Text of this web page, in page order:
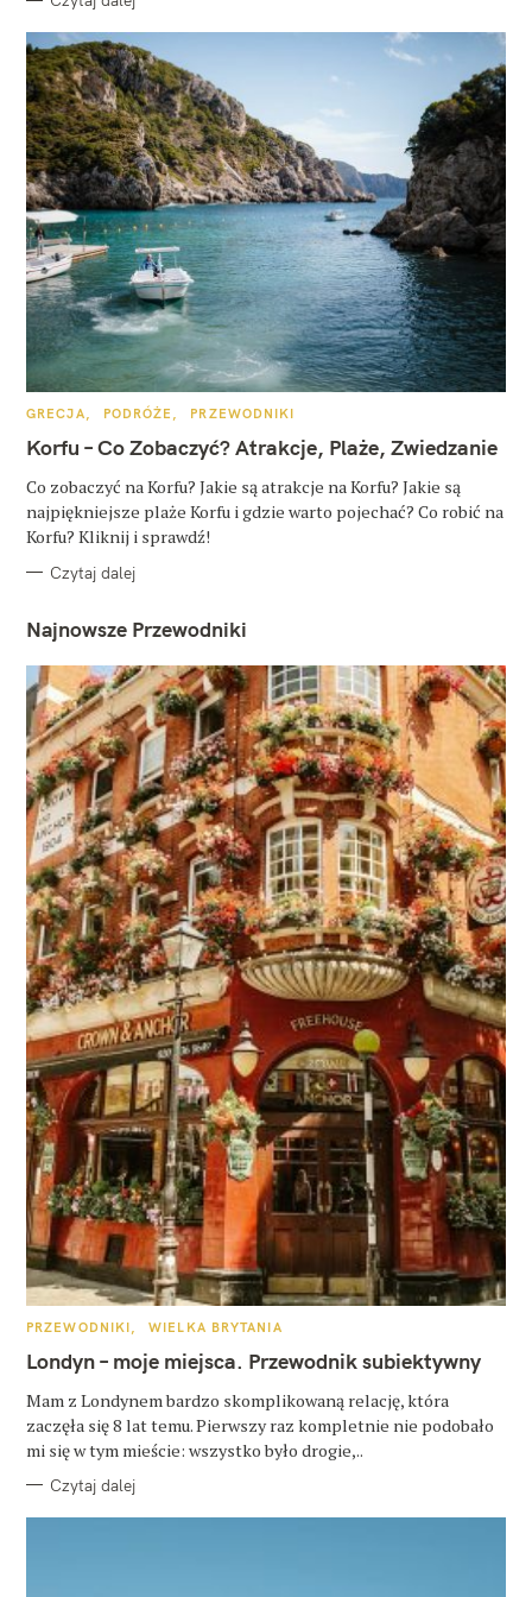
K
T
E
O
R
I
GRECJA PODRÓŻE PRZEWODNIKI
Korfu – Co Zobaczyć? Atrakcje, Plaże, Zwiedzanie
Co zobaczyć na Korfu? Jakie są atrakcje na Korfu? Jakie są
najpiękniejsze plaże Korfu i gdzie warto pojechać? Co robić na
Korfu? Kliknij i sprawdź!
Czytaj dalej
Najnowsze Przewodniki
K
T
E
O
R
I
PRZEWODNIKI WIELKA BRYTANIA
Londyn – moje miejsca. Przewodnik subiektywny
Mam z Londynem bardzo skomplikowaną relację, która
zaczęła się 8 lat temu. Pierwszy raz kompletnie nie podobało
mi się w tym mieście: wszystko było drogie,..
Czytaj dalej